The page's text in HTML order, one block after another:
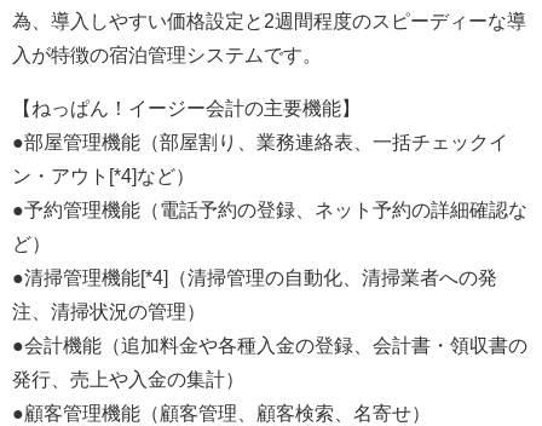
為、導入しやすい価格設定と2週間程度のスピーディーな導
入が特徴の宿泊管理システムです。
【ねっぱん！イージー会計の主要機能】
●部屋管理機能（部屋割り、業務連絡表、一括チェックイ
ン・アウト[*4]など）
●予約管理機能（電話予約の登録、ネット予約の詳細確認な
ど）
●清掃管理機能[*4]（清掃管理の自動化、清掃業者への発
注、清掃状況の管理）
●会計機能（追加料金や各種入金の登録、会計書・領収書の
発行、売上や入金の集計）
●顧客管理機能（顧客管理、顧客検索、名寄せ）